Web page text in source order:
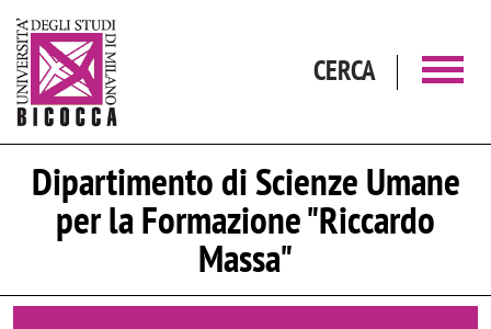
CERCA
Dipartimento di Scienze Umane
per la Formazione "Riccardo
Massa"